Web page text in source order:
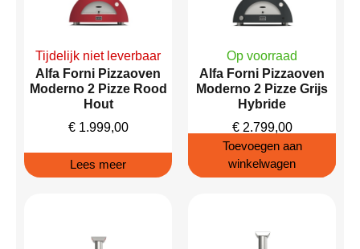
Tijdelijk niet leverbaar
Alfa Forni Pizzaoven
Moderno 2 Pizze Rood
Hout
€1.999,00
Lees meer
Op voorraad
Alfa Forni Pizzaoven
Moderno 2 Pizze Grijs
Hybride
€2.799,00
Toevoegen aan
winkelwagen